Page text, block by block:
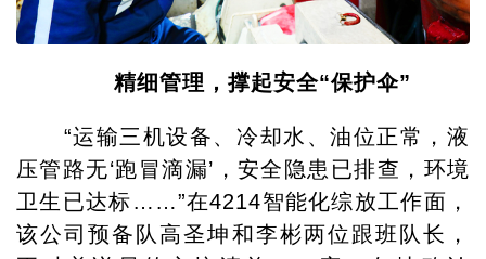
精细管理，撑起安全“保护伞”
“运输三机设备、冷却水、油位正常，液
压管路无‘跑冒滴漏’，安全隐患已排查，环境
卫生已达标……”在4214智能化综放工作面，
该公司预备队高圣坤和李彬两位跟班队长，